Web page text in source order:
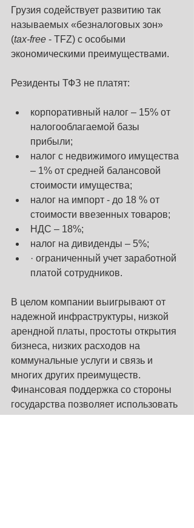
Грузия содействует развитию так
называемых «безналоговых зон»
(tax-free - TFZ) с особыми
экономическими преимуществами.
Резиденты ТФЗ не платят:
корпоративный налог – 15% от
налогооблагаемой базы
прибыли;
налог с недвижимого имущества
– 1% от средней балансовой
стоимости имущества;
налог на импорт - до 18 % от
стоимости ввезенных товаров;
НДС – 18%;
налог на дивиденды – 5%;
· ограниченный учет заработной
платой сотрудников.
В целом компании выигрывают от
надежной инфраструктуры, низкой
арендной платы, простоты открытия
бизнеса, низких расходов на
коммунальные услуги и связь и
многих других преимуществ.
Финансовая поддержка со стороны
государства позволяет использовать